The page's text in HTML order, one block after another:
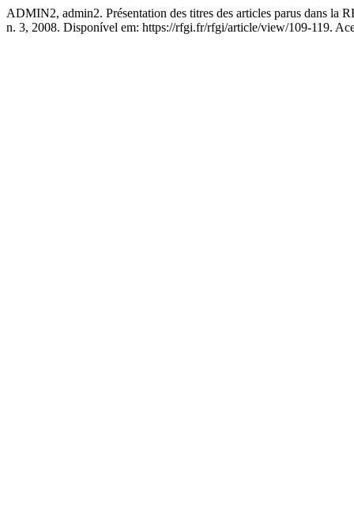
ADMIN2, admin2. Présentation des titres des articles parus dans la
n. 3, 2008. Disponível em: https://rfgi.fr/rfgi/article/view/109-119.